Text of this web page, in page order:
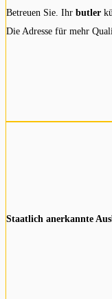
Betreuen Sie. Ihr butler
Die Adresse für mehr
Staatlich anerkannte